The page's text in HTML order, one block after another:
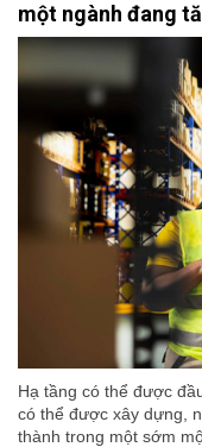
một ngành đang
Hạ tầng có thể được
có thể được xây dựng,
thành trong một sớm